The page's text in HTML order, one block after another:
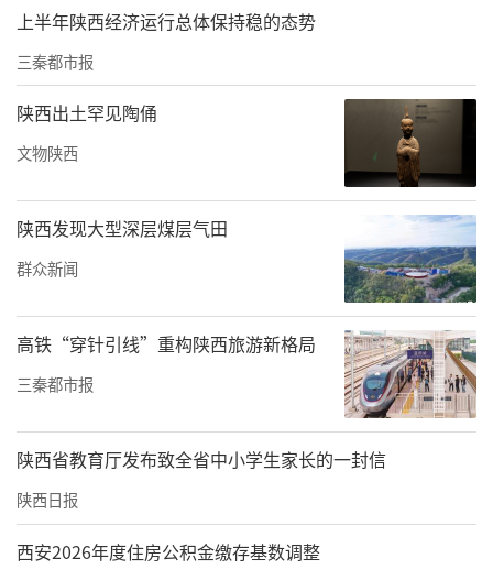
式，先后完成灌溉119.9万亩次、施肥122万亩
次、喷施抗旱剂2.72万亩，有效保障了秋粮正
常生产。
责任编辑：眭雨佳 秦华
上半年陕西经济运行总体保持稳的态势
三秦都市报
陕西出土罕见陶俑
文物陕西
陕西发现大型深层煤层气田
群众新闻
高铁“穿针引线”重构陕西旅游新格局
三秦都市报
陕西省教育厅发布致全省中小学生家长的一封信
陕西日报
西安2026年度住房公积金缴存基数调整